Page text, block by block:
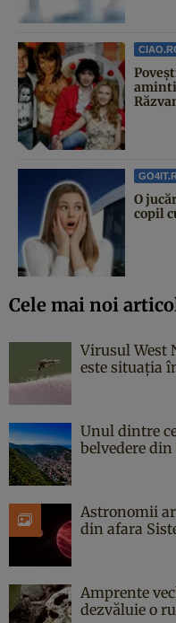
O
copil
Cele mai noi
Virusul West
este situația
Unul dintre
belvedere
Astronomii
din afara
Amprente
dezvăluie o